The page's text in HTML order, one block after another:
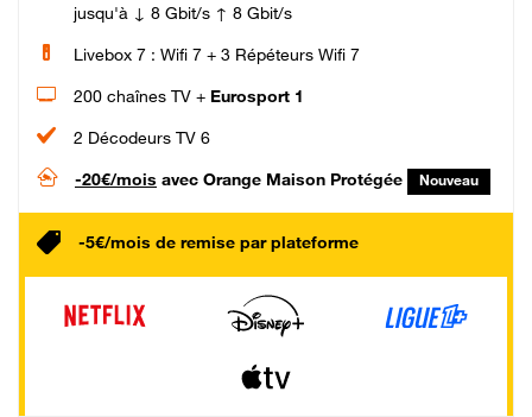
jusqu'à ↓ 8 Gbit/s ↑ 8 Gbit/s
Livebox 7 : Wifi 7 + 3 Répéteurs Wifi 7
200 chaînes TV + Eurosport 1
2 Décodeurs TV 6
-20€/mois avec Orange Maison Protégée Nouveau
-5€/mois de remise par plateforme